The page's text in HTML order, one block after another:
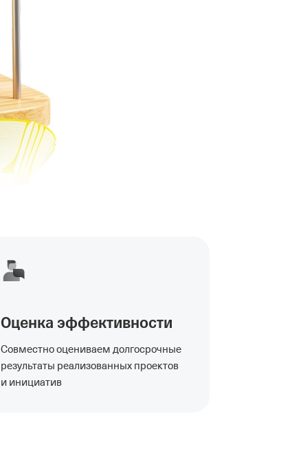
Оценка эффективности
Совместно оцениваем долгосрочные
результаты реализованных проектов
и инициатив